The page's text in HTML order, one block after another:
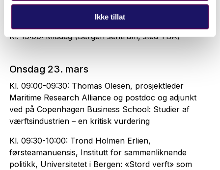
Ikke tillat
koloniagenter og møtet med afrikanske
verftsarbeidere i Kongostaten (1879-1908)
Kl. 19:00: Middag (Bergen sentrum, sted TBA)
Onsdag 23. mars
Kl. 09:00-09:30: Thomas Olesen, prosjektleder
Maritime Research Alliance og postdoc og adjunkt
ved på Copenhagen Business School: Studier af
værftsindustrien – en kritisk vurdering
Kl. 09:30-10:00: Trond Holmen Erlien,
førsteamanuensis, Institutt for sammenliknende
politikk, Universitetet i Bergen: «Stord verft» som